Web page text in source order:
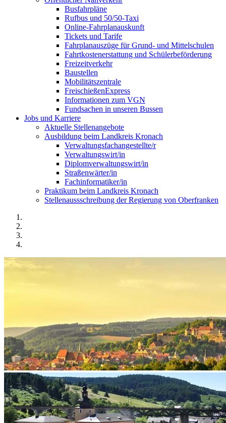
Busfahrpläne
Rufbus und 50/50-Taxi
Online-Fahrplanauskunft
Tickets und Tarife
Fahrplanauszüge für Grund- und Mittelschulen
Fahrtkostenerstattung und Schülerbeförderung
Freizeitverkehr
Baustellen
Mobilitätszentrale
FreischießenExpress
Informationen zum VGN
Fundsachen in unseren Bussen
Jobs und Karriere
Aktuelle Stellenangebote
Ausbildung beim Landkreis Kronach
Verwaltungsfachangestellte/r
Verwaltungswirt/in
Diplomverwaltungswirt/in
Straßenwärter/in
Fachinformatiker/in
Praktikum beim Landkreis Kronach
Stellenaussschreibung der Regierung von Oberfranken